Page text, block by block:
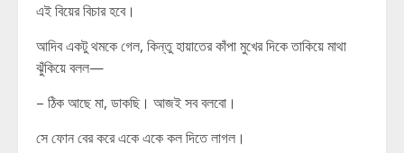
এই বিয়ের বিচার হবে।
আদিব একটু থমকে গেল, কিন্তু হায়াতের কাঁপা মুখের দিকে তাকিয়ে মাথা
ঝুঁকিয়ে বলল—
– ঠিক আছে মা, ডাকছি। আজই সব বলবো।
সে ফোন বের করে একে একে কল দিতে লাগল।